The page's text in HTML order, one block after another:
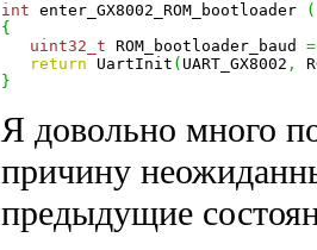
int enter_GX8002_ROM_bootloader (
{
uint32_t ROM_bootloader_baud =
return UartInit ( UART_GX8002 ,
}
Я довольно много
причину
предыдущие